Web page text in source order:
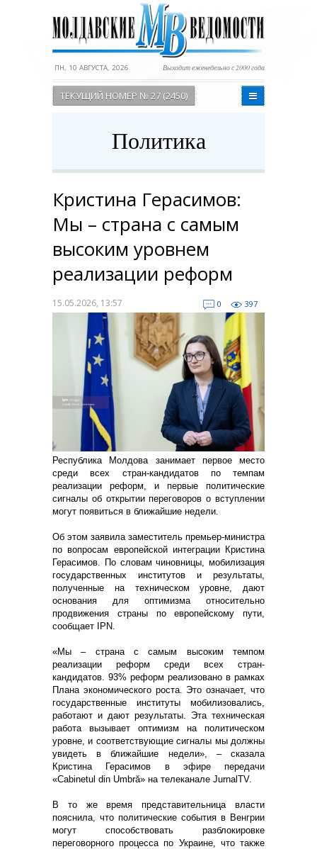
ПН, 10 АВГУСТА, 2026 Выходит еженедельно с 2000 года
ТЕКУЩИЙ НОМЕР № 27 (2450)
Политика
Кристина Герасимов:
Мы – страна с самым
высоким уровнем
реализации реформ
15.05.2026, 13:57 0 397
Республика Молдова занимает первое место
среди всех стран-кандидатов по темпам
реализации реформ, и первые политические
сигналы об открытии переговоров о вступлении
могут появиться в ближайшие недели.
Об этом заявила заместитель премьер-министра
по вопросам европейской интеграции Кристина
Герасимов. По словам чиновницы, мобилизация
государственных институтов и результаты,
полученные на техническом уровне, дают
основания для оптимизма относительно
продвижения страны по европейскому пути,
сообщает IPN.
«Мы – страна с самым высоким темпом
реализации реформ среди всех стран-
кандидатов. 93% реформ реализовано в рамках
Плана экономического роста. Это означает, что
государственные институты мобилизовались,
работают и дают результаты. Эта техническая
работа вызывает оптимизм на политическом
уровне, и соответствующие сигналы мы должны
увидеть в ближайшие недели», – сказала
Кристина Герасимов в эфире передачи
«Cabinetul din Umbră» на телеканале JurnalTV.
В то же время представительница власти
пояснила, что политические события в Венгрии
могут способствовать разблокировке
переговорного процесса по Украине, что также